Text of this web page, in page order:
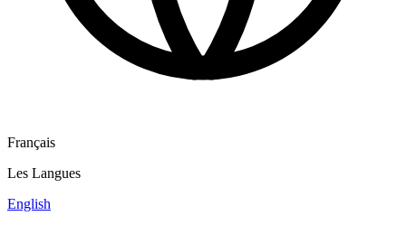
Français
Les Langues
English